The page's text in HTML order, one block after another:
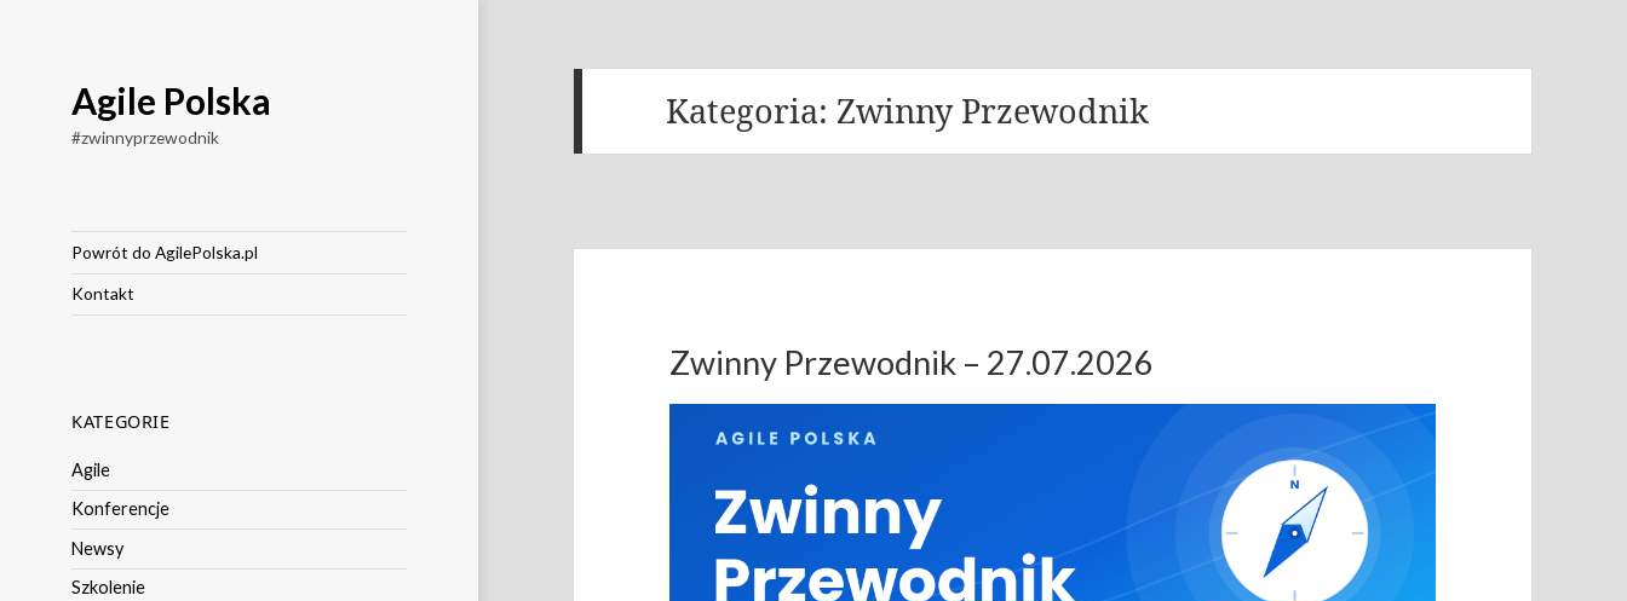
Agile Polska
#zwinnyprzewodnik
Powrót do AgilePolska.pl
Kontakt
KATEGORIE
Agile
Konferencje
Newsy
Szkolenie
Kategoria: Zwinny Przewodnik
Zwinny Przewodnik – 27.07.2026